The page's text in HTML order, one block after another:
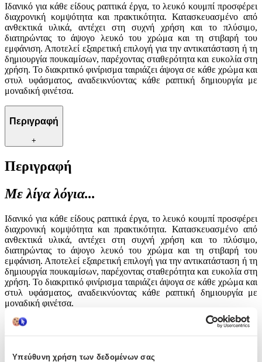
Υπεύθυνη χρήση των δεδομένων σας
Ιδανικό για κάθε είδους ραπτικά έργα, το λευκό κουμπί προσφέρει
διαχρονική κομψότητα και πρακτικότητα. Κατασκευασμένο από
ανθεκτικά υλικά, αντέχει στη συχνή χρήση και το πλύσιμο,
διατηρώντας το άψογο λευκό του χρώμα και τη στιβαρή του
εμφάνιση. Αποτελεί εξαιρετική επιλογή για την αντικατάσταση ή τη
δημιουργία πουκαμίσων, παρέχοντας σταθερότητα και ευκολία στη
χρήση. Το διακριτικό φινίρισμα ταιριάζει άψογα σε κάθε χρώμα και
στυλ υφάσματος, αναδεικνύοντας κάθε ραπτική δημιουργία με
μοναδική φινέτσα.
Περιγραφή
+
Περιγραφή
Με λίγα λόγια...
Ιδανικό για κάθε είδους ραπτικά έργα, το λευκό κουμπί προσφέρει
διαχρονική κομψότητα και πρακτικότητα. Κατασκευασμένο από
ανθεκτικά υλικά, αντέχει στη συχνή χρήση και το πλύσιμο,
διατηρώντας το άψογο λευκό του χρώμα και τη στιβαρή του
εμφάνιση. Αποτελεί εξαιρετική επιλογή για την αντικατάσταση ή τη
δημιουργία πουκαμίσων, παρέχοντας σταθερότητα και ευκολία στη
χρήση. Το διακριτικό φινίρισμα ταιριάζει άψογα σε κάθε χρώμα και
στυλ υφάσματος, αναδεικνύοντας κάθε ραπτική δημιουργία με
μοναδική φινέτσα.
Χαρακτηριστικά
Είδος